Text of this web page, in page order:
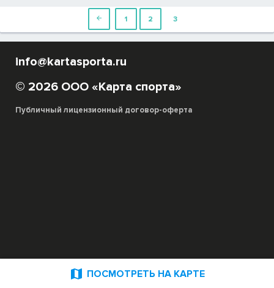
 1 2 3
 ПОСМОТРЕТЬ НА КАРТЕ
info@kartasporta.ru
© 2026 ООО «Карта спорта»
Публичный лицензионный договор-оферта